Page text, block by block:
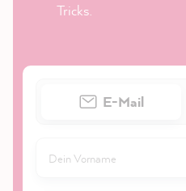
Tricks.
E-Mail